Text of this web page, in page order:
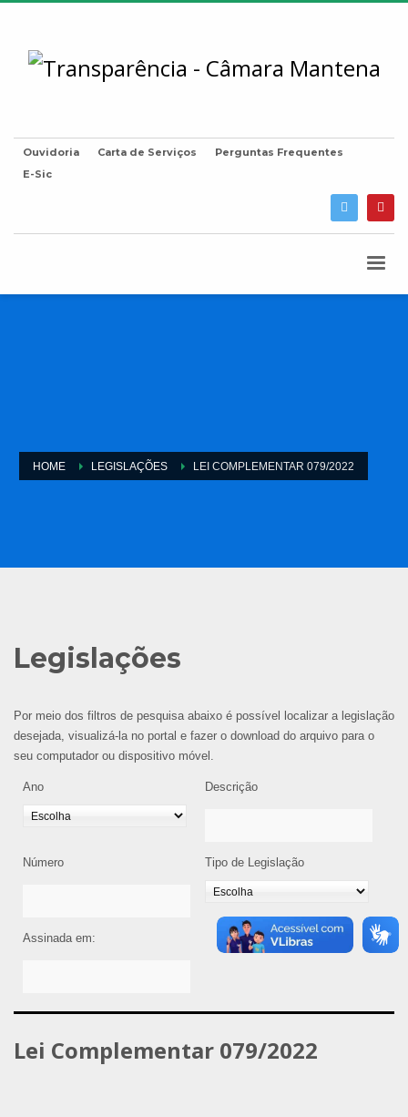
Ouvidoria Carta de Serviços
Perguntas Frequentes
E-Sic
HOME LEGISLAÇÕES LEI COMPLEMENTAR 079/2022
Legislações
Por meio dos filtros de pesquisa abaixo é possível localizar a legislação
desejada, visualizá-la no portal e fazer o download do arquivo para o
seu computador ou dispositivo móvel.
Ano Descrição
Número Tipo de Legislação
Assinada em:
Lei Complementar 079/2022